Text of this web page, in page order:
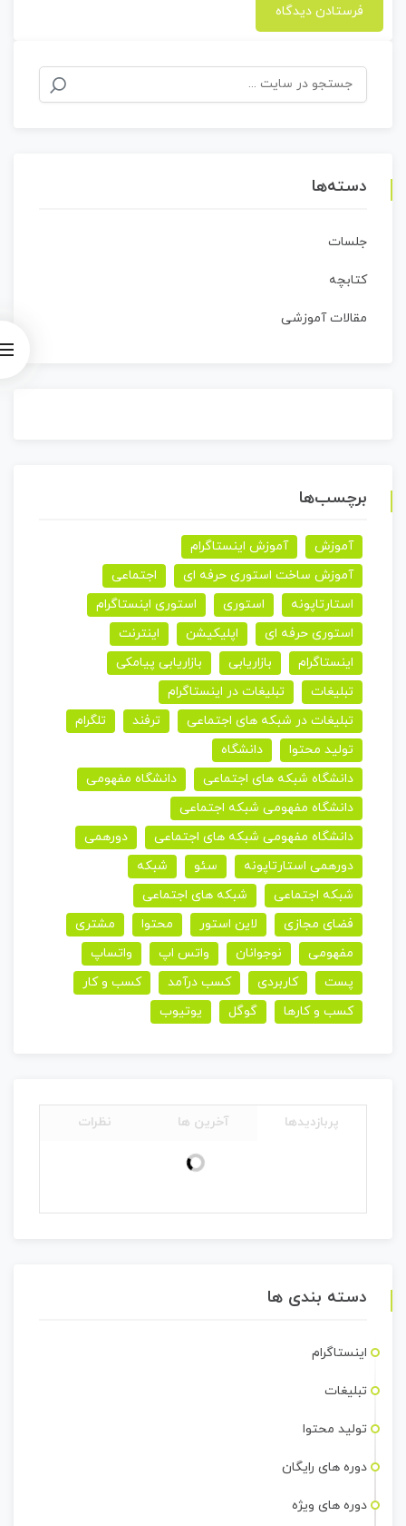
جستجو
برای:
دسته‌ها
جلسات
کتابچه
مقالات آموزشی
برچسب‌ها
آموزش
آموزش اینستاگرام
آموزش ساخت استوری حرفه ای
اجتماعی
استارتاپونه
استوری
استوری اینستاگرام
استوری حرفه ای
اپلیکیشن
اینترنت
اینستاگرام
بازاریابی
بازاریابی پیامکی
تبلیغات
تبلیغات در اینستاگرام
تبلیغات در شبکه های اجتماعی
ترفند
تلگرام
تولید محتوا
دانشگاه
دانشگاه شبکه های اجتماعی
دانشگاه مفهومی
دانشگاه مفهومی شبکه اجتماعی
دانشگاه مفهومی شبکه های اجتماعی
دورهمی
دورهمی استارتاپونه
سئو
شبکه
شبکه اجتماعی
شبکه های اجتماعی
فضای مجازی
لاین استور محتوا
مشتری
مفهومی
نوجوانان واتس اپ
واتساپ
پست
کاربردی کسب درآمد
کسب و کار
کسب و کارها
گوگل یوتیوب
پربازدیدها آخرین ها نظرات
دسته بندی ها
اینستاگرام
تبلیغات
تولید محتوا
دوره های رایگان
دوره های ویژه